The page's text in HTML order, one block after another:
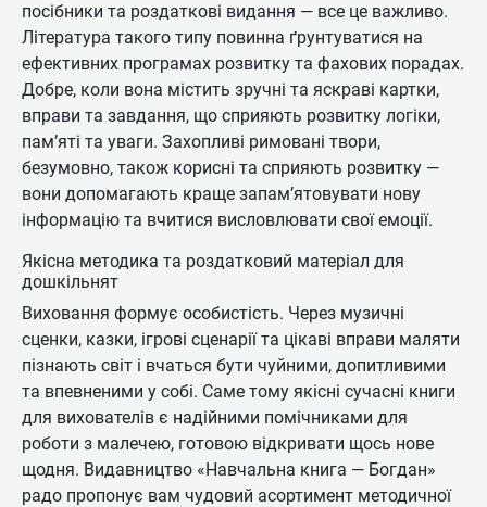
посібники та роздаткові видання — все це важливо.
Література такого типу повинна ґрунтуватися на
ефективних програмах розвитку та фахових порадах.
Добре, коли вона містить зручні та яскраві картки,
вправи та завдання, що сприяють розвитку логіки,
пам’яті та уваги. Захопливі римовані твори,
безумовно, також корисні та сприяють розвитку —
вони допомагають краще запам’ятовувати нову
інформацію та вчитися висловлювати свої емоції.
Якісна методика та роздатковий матеріал для
дошкільнят
Виховання формує особистість. Через музичні
сценки, казки, ігрові сценарії та цікаві вправи маляти
пізнають світ і вчаться бути чуйними, допитливими
та впевненими у собі. Саме тому якісні сучасні книги
для вихователів є надійними помічниками для
роботи з малечею, готовою відкривати щось нове
щодня. Видавництво «Навчальна книга — Богдан»
радо пропонує вам чудовий асортимент методичної